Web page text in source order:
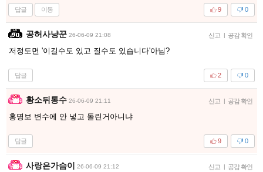
답글 이동 0
9
공허사냥꾼 26-06-09 21:08 신고 | 공감 확인
저정도면 '이길수도 있고 질수도 있습니다'아님?
답글 0
2
황소뒤통수 26-06-09 21:11 신고 | 공감 확인
홍명보 변수에 안 넣고 돌린거아니냐
답글 0
9
사랑은가슴이 26-06-09 21:12 신고 | 공감 확인